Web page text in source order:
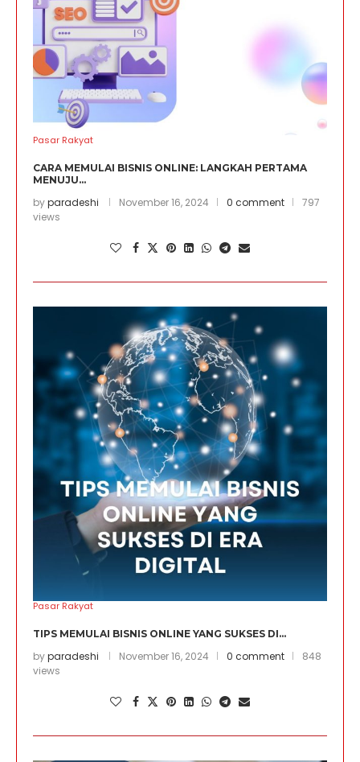
Pasar Rakyat
CARA MEMULAI BISNIS ONLINE: LANGKAH PERTAMA
MENUJU...
byparadeshi November 16, 2024 0 comment
797
views
Pasar Rakyat
TIPS MEMULAI BISNIS ONLINE YANG SUKSES DI...
byparadeshi November 16, 2024 0 comment
848
views